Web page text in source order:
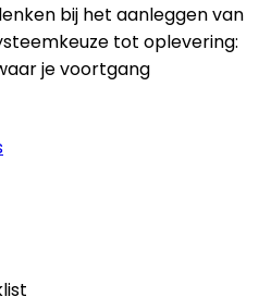
bij het aanleggen van
tot oplevering:
je voortgang